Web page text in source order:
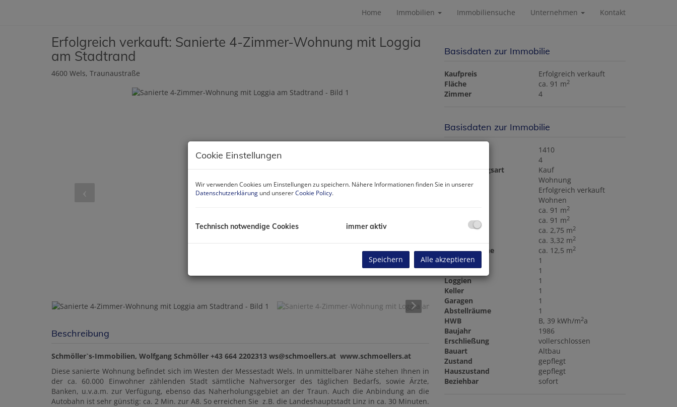
Home Immobilien Immobiliensuche Unternehmen Kontakt
Erfolgreich verkauft: Sanierte 4-Zimmer-Wohnung mit Loggia
am Stadtrand
4600 Wels, Traunaustraße
Beschreibung
Schmöller`s-Immobilien, Wolfgang Schmöller +43 664 2202313 ws@schmoellers.at www.schmoellers.at
Diese sanierte Wohnung befindet sich im Westen der Messestadt Wels. In unmittelbarer Nähe stehen Ihnen in
der ca. 60.000 Einwohner zählenden Stadt sämtliche Nahversorger des täglichen Bedarfs, sowie Ärzte,
Banken, u.v.a.m. zur Verfügung, ebenso das Naherholungsgebiet an der Traun. Auch die Anbindung an die
Autobahn ist sehr günstig: ca. 2 Min. zur A8. So erreichen Sie z.B. die Landeshauptstadt Linz in ca. 30 Minuten.
Basisdaten zur Immobilie
Kaufpreis
Erfolgreich verkauft
Fläche
ca. 91 m2
Zimmer 4
Basisdaten zur Immobilie
1410
4
Vermarktungsart
Kauf
Objektart
Wohnung
Kaufpreis
Erfolgreich verkauft
Wohnen
ca. 91 m2
Wohnfläche ca. 91 m2
Kellerfläche ca. 2,75 m2
ca. 3,32 m2
Garagenfläche ca. 12,5 m2
Bäder
1
WC
1
Loggien
1
Keller
1
Garagen
1
Abstellräume
1
HWB
B, 39 kWh/m2a
Baujahr
1986
Erschließung
vollerschlossen
Bauart
Altbau
Zustand
gepflegt
Hauszustand
gepflegt
Beziehbar
sofort
Cookie Einstellungen
Wir verwenden Cookies um Einstellungen zu speichern. Nähere Informationen finden Sie in unserer
Datenschutzerklärung und unsererCookie Policy.
Technisch notwendige Cookies immer aktiv
Speichern Alle akzeptieren